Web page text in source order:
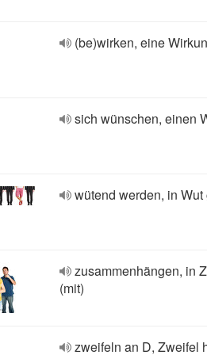
(be)wirken, eine
sich wünschen, einen
wütend werden, in Wut
zusammenhängen, in
(mit)
zweifeln an D, Zweifel